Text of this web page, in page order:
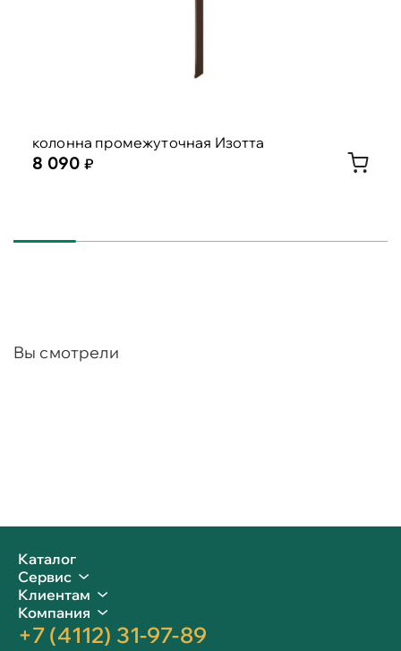
колонна промежуточная Изотта
8 090
Вы смотрели
Каталог
Сервис
Клиентам
Компания
+7 (4112) 31-97-89